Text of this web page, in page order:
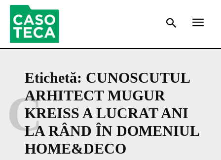
Etichetă: CUNOSCUTUL
ARHITECT MUGUR
KREISS A LUCRAT ANI
LA RÂND ÎN DOMENIUL
HOME&DECO
C